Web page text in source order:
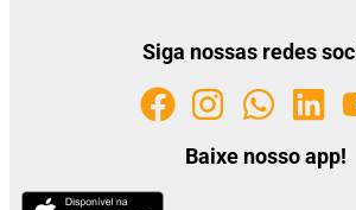
Siga nossas redes
Baixe nosso app!